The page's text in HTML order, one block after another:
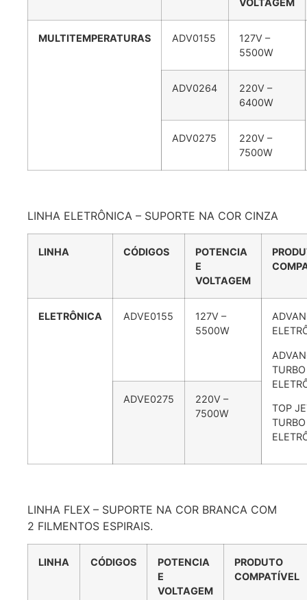
VOLTAGEM
MULTITEMPERATURAS ADV0155
127V –
5500W
ADV0264
220V –
6400W
ADV0275
220V –
7500W
LINHA ELETRÔNICA – SUPORTE NA COR CINZA
LINHA CÓDIGOS
POTENCIA
E
VOLTAGEM
ELETRÔNICA ADVE0155
127V –
5500W
TURBO
TOP
TURBO
ADVE0275
220V –
7500W
LINHA FLEX – SUPORTE NA COR BRANCA COM
2 FILMENTOS ESPIRAIS.
LINHA CÓDIGOS
POTENCIA
E
VOLTAGEM
PRODUTO
COMPATÍVEL